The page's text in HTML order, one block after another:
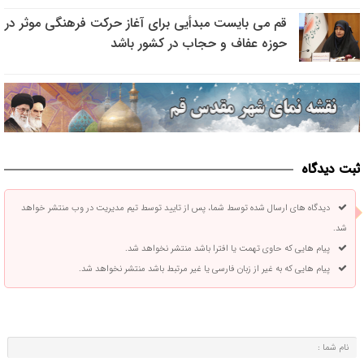
قم می بایست مبدأیی برای آغاز حرکت فرهنگی موثر در
حوزه عفاف و حجاب در کشور باشد
ثبت دیدگاه
دیدگاه های ارسال شده توسط شما، پس از تایید توسط تیم مدیریت در وب منتشر خواهد
شد.
پیام هایی که حاوی تهمت یا افترا باشد منتشر نخواهد شد.
پیام هایی که به غیر از زبان فارسی یا غیر مرتبط باشد منتشر نخواهد شد.